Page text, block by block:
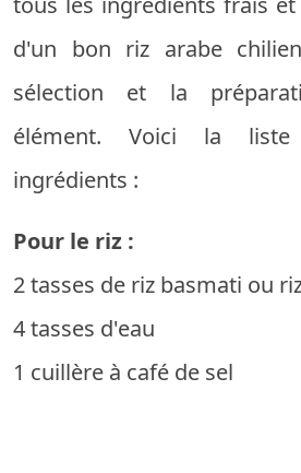
d'un bon riz arabe
sélection et la
élément. Voici la liste
ingrédients :
Pour le riz :
2 tasses de riz basmati ou
4 tasses d'eau
1 cuillère à café de sel